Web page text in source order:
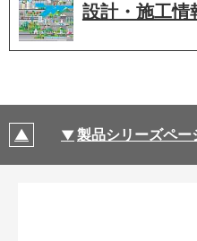
設計・施工情
製品シリーズペー